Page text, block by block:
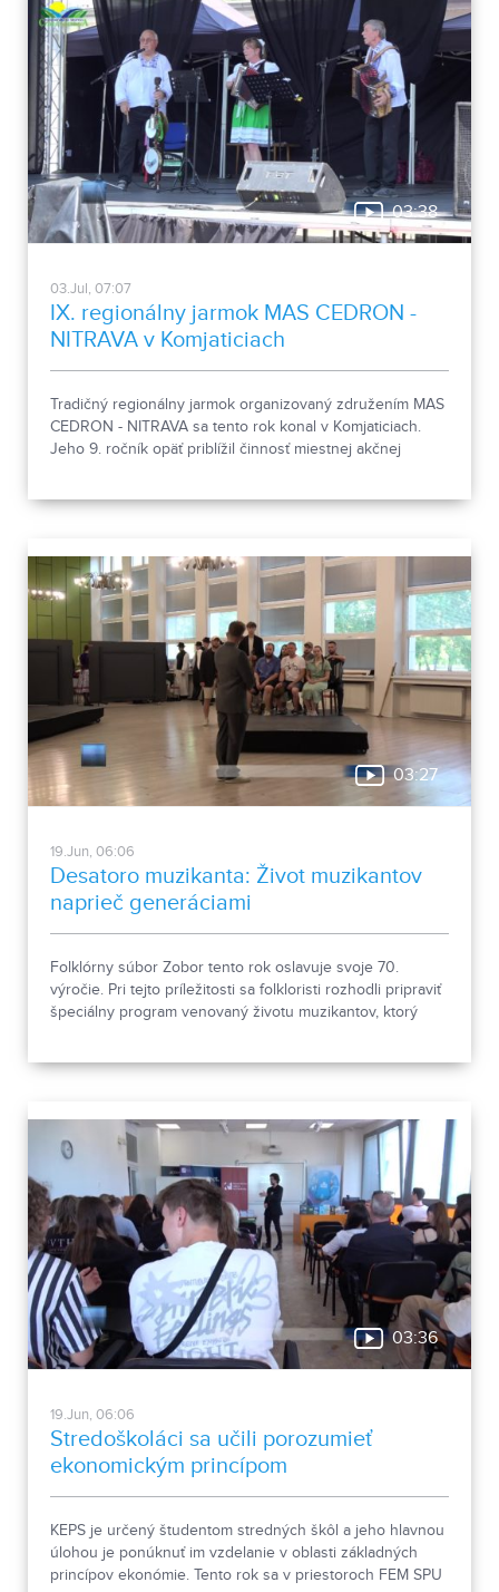
03:38
03.Jul, 07:07
IX. regionálny jarmok MAS CEDRON -
NITRAVA v Komjaticiach
Tradičný regionálny jarmok organizovaný združením MAS
CEDRON - NITRAVA sa tento rok konal v Komjaticiach.
Jeho 9. ročník opäť priblížil činnosť miestnej akčnej
03:27
19.Jun, 06:06
Desatoro muzikanta: Život muzikantov
naprieč generáciami
Folklórny súbor Zobor tento rok oslavuje svoje 70.
výročie. Pri tejto príležitosti sa folkloristi rozhodli pripraviť
špeciálny program venovaný životu muzikantov, ktorý
03:36
19.Jun, 06:06
Stredoškoláci sa učili porozumieť
ekonomickým princípom
KEPS je určený študentom stredných škôl a jeho hlavnou
úlohou je ponúknuť im vzdelanie v oblasti základných
princípov ekonómie. Tento rok sa v priestoroch FEM SPU